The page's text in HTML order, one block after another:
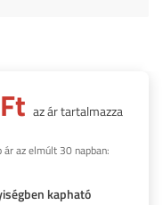
az ár tartalmazza
az elmúlt 30 napban:
kapható